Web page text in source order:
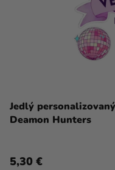
Jedlý
Deamon Hunters
5,30 €